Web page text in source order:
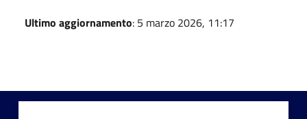
Ultimo aggiornamento: 5 marzo 2026, 11:17